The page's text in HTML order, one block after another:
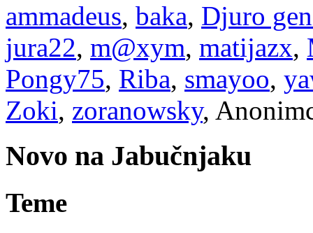
ammadeus, baka, Djuro
jura22, m@xym, matijazx,
Pongy75, Riba, smayoo,
Zoki, zoranowsky,
Novo na Jabučnjaku
Teme